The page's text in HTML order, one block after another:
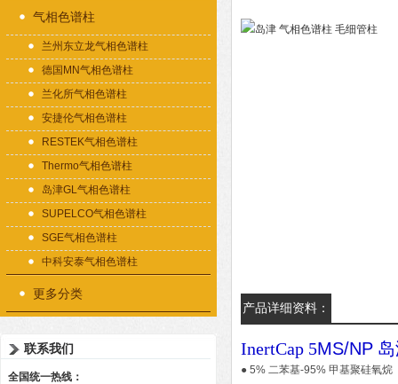
气相色谱柱
兰州东立龙气相色谱柱
德国MN气相色谱柱
兰化所气相色谱柱
安捷伦气相色谱柱
RESTEK气相色谱柱
Thermo气相色谱柱
岛津GL气相色谱柱
SUPELCO气相色谱柱
SGE气相色谱柱
中科安泰气相色谱柱
更多分类
联系我们
全国统一热线：
产品详细资料：
InertCap 5MS/NP
● 5% 二苯基-95% 甲基聚硅氧烷